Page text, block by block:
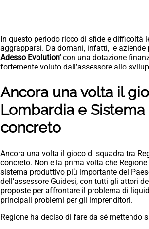
In questo periodo ricco di sfide e difficoltà
aggrapparsi. Da domani, infatti, le
Adesso Evolution’con una dotazione
fortemente voluto dall’assessore allo
Ancora una volta il
Lombardia e
concreto
Ancora una volta il gioco di squadra tra
concreto. Non è la prima volta che
sistema produttivo più importante del
dell’assessore Guidesi, con tutti gli attori
proposte per affrontare il problema di
principali problemi per gli imprenditori.
Regione ha deciso di fare da sé mettendo